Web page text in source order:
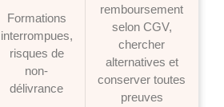
Formations
interrompues,
risques de
non-
délivrance
remboursement
selon CGV,
chercher
alternatives et
conserver toutes
preuves